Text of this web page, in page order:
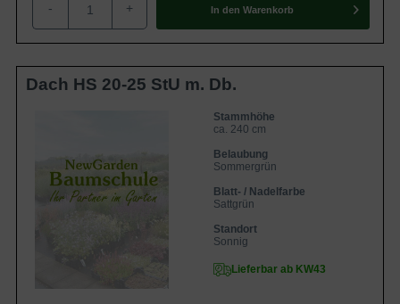
- + In den Warenkorb
Dach HS 20-25 StU m. Db.
Stammhöhe
ca. 240 cm
Belaubung
Sommergrün
Blatt- / Nadelfarbe
Sattgrün
Standort
Sonnig
Lieferbar ab KW43